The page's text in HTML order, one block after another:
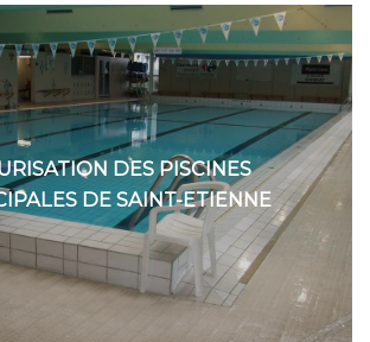
DES PISCINES
DE SAINT-ETIENNE